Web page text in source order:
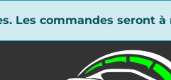
Les commandes seront